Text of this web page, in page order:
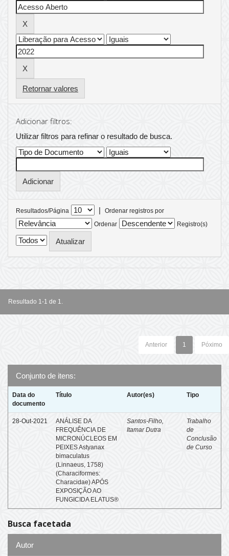
Retornar valores
Adicionar filtros:
Utilizar filtros para refinar o resultado de busca.
Resultados/Página |
Ordenar registros por
Ordenar
Registro(s)
Resultado 1-1 de 1.
Anterior 1 Póximo
Conjunto de itens:
Data do
documento
Título Autor(es) Tipo
28-Out-2021
ANÁLISE DA
FREQUÊNCIA DE
MICRONÚCLEOS EM
PEIXES Astyanax
bimaculatus
(Linnaeus, 1758)
(Characiformes:
Characidae) APÓS
EXPOSIÇÃO AO
FUNGICIDA ELATUS®
Santos-Filho,
Itamar Dutra
Trabalho
de
Conclusão
de Curso
Busca facetada
Autor